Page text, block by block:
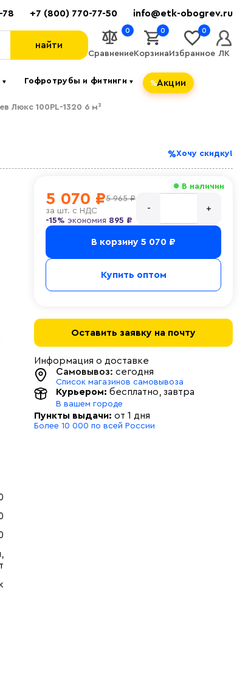
78 +7 (800) 770-77-50 info@etk-obogrev.ru
найти
Сравнение
0
Корзина
0
Избранное
0
ЛК
▼ Гофротрубы и фитинги▼ Акции
Люкс 100PL-1320 6 м²
Хочу скидку!
В наличии
5 070 ₽5 965 ₽
за шт. с НДС
-15% экономия 895 ₽
В корзину 5 070 ₽
Купить оптом
Оставить заявку на почту
Информация о доставке
Самовывоз: сегодня
Список магазинов самовывоза
Курьером: бесплатно , завтра
В вашем городе
Пункты выдачи: от 1 дня
Более 10 000 по всей России